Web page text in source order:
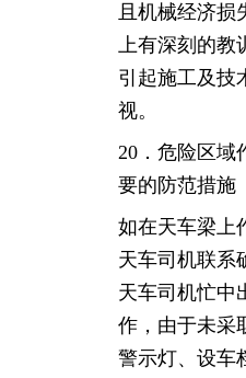
且机械经济损
上有深刻的教
引起施工及技
视。
20．危险区域
要的防范措施
如在天车梁上
天车司机联系
天车司机忙中
作，由于未采
警示灯、设车